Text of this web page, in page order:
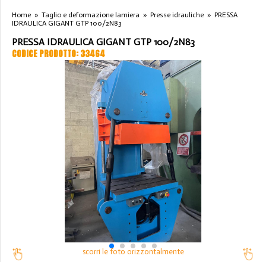
Home » Taglio e deformazione lamiera » Presse idrauliche » PRESSA
IDRAULICA GIGANT GTP 100/2N83
PRESSA IDRAULICA GIGANT GTP 100/2N83
CODICE PRODOTTO: 33464
scorri le foto orizzontalmente